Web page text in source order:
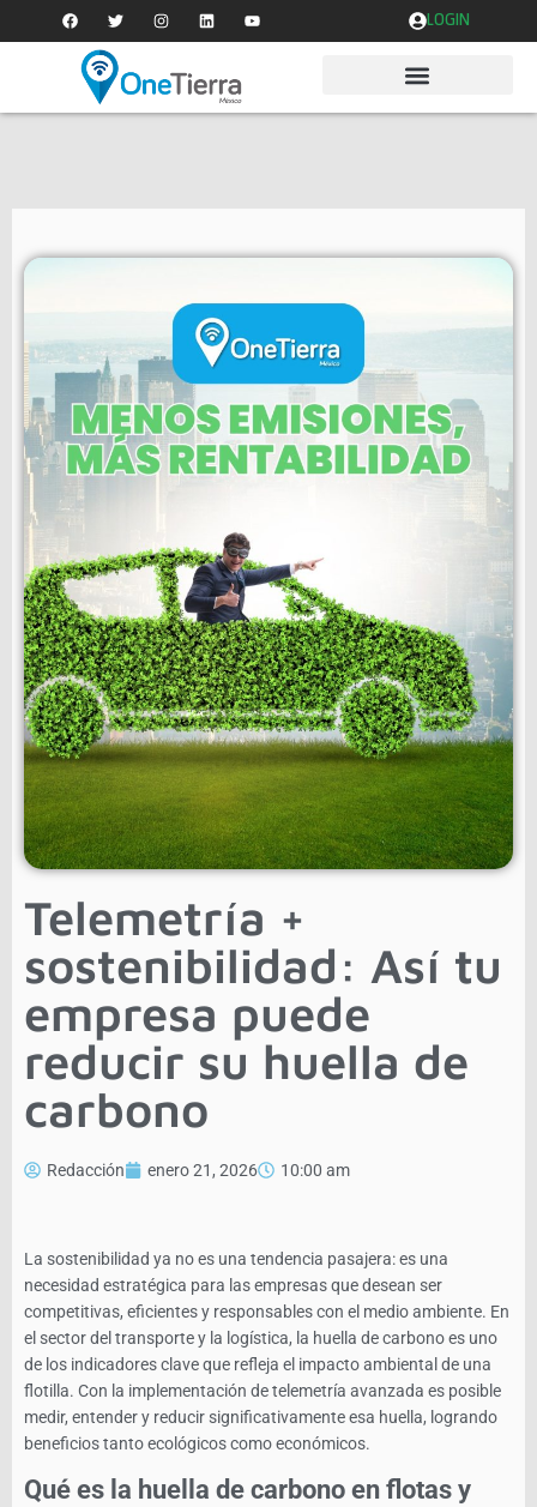
LOGIN
Telemetría +
sostenibilidad: Así tu
empresa puede
reducir su huella de
carbono
Redacción enero 21, 2026 10:00 am
La sostenibilidad ya no es una tendencia pasajera: es una
necesidad estratégica para las empresas que desean ser
competitivas, eficientes y responsables con el medio ambiente. En
el sector del transporte y la logística, la huella de carbono es uno
de los indicadores clave que refleja el impacto ambiental de una
flotilla. Con la implementación de telemetría avanzada es posible
medir, entender y reducir significativamente esa huella, logrando
beneficios tanto ecológicos como económicos.
Qué es la huella de carbono en flotas y